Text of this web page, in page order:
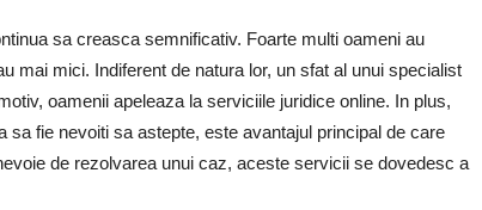
sa creasca semnificativ. Foarte multi oameni au
mai mici. Indiferent de natura lor, un sfat al unui specialist
oamenii apeleaza la serviciile juridice online. In plus,
fie nevoiti sa astepte, este avantajul principal de care
de rezolvarea unui caz, aceste servicii se dovedesc a